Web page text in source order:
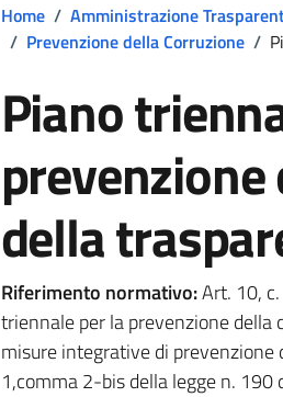
Home / Amministrazione
/ Prevenzione della Corruzione /
Piano
della
Riferimento normativo:Art. 10,
triennale per la prevenzione della
misure integrative di prevenzione
1,comma 2-bis della legge n. 190